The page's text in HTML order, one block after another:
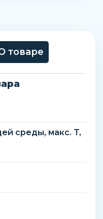
товаре
среды, макс. T,